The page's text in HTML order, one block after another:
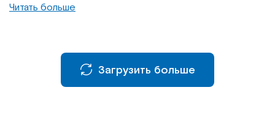
Читать больше
Загрузить больше